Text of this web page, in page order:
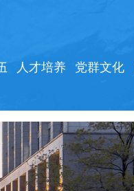
人才培养 党群文化